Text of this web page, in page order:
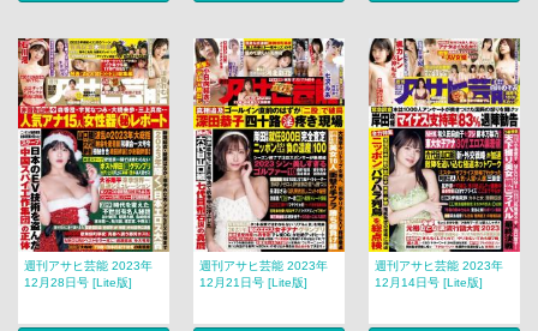
週刊アサヒ芸能 2023年
12月28日号 [Lite版]
週刊アサヒ芸能 2023年
12月21日号 [Lite版]
週刊アサヒ芸能 2023年
12月14日号 [Lite版]